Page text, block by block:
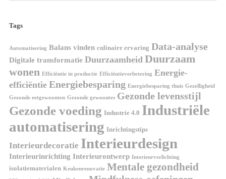
Tags
Automatisering Balans vinden culinaire ervaring Data-analyse
Digitale transformatie Duurzaamheid Duurzaam
wonen Efficiëntie in productie Efficiëntieverbetering Energie-
efficiëntie Energiebesparing Energiebesparing thuis Gezelligheid
Gezonde eetgewoonten Gezonde gewoontes Gezonde levensstijl
Gezonde voeding Industrie 4.0 Industriële
automatisering Inrichtingstips
Interieurdecoratie Interieurdesign
Interieurinrichting Interieurontwerp Interieurverlichting
isolatiematerialen Keukenrenovatie Mentale gezondheid